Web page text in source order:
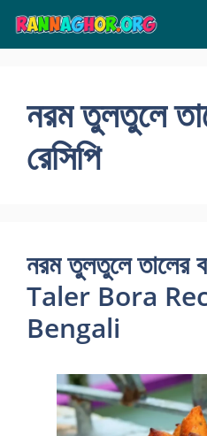
Skip
content
নরম তুলতুলে
রেসিপি
নরম তুলতুলে তালের
Taler Bora
Bengali